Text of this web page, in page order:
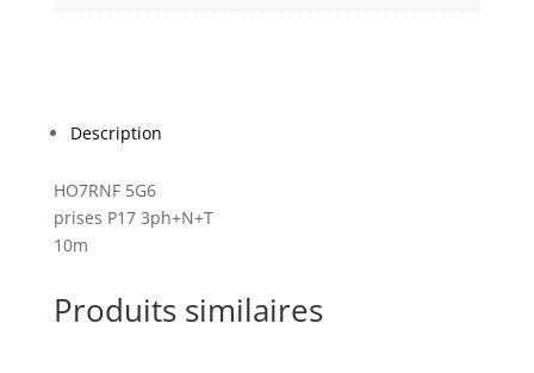
Description
HO7RNF 5G6
prises P17 3ph+N+T
10m
Produits similaires